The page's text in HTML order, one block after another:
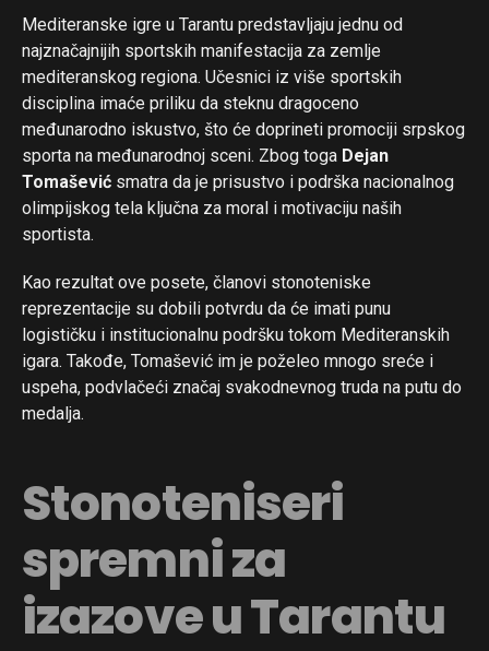
Mediteranske igre u Tarantu predstavljaju jednu od
najznačajnijih sportskih manifestacija za zemlje
mediteranskog regiona. Učesnici iz više sportskih
disciplina imaće priliku da steknu dragoceno
međunarodno iskustvo, što će doprineti promociji srpskog
sporta na međunarodnoj sceni. Zbog toga Dejan
Tomašević smatra da je prisustvo i podrška nacionalnog
olimpijskog tela ključna za moral i motivaciju naših
sportista.
Kao rezultat ove posete, članovi stonoteniske
reprezentacije su dobili potvrdu da će imati punu
logističku i institucionalnu podršku tokom Mediteranskih
igara. Takođe, Tomašević im je poželeo mnogo sreće i
uspeha, podvlačeći značaj svakodnevnog truda na putu do
medalja.
Stonoteniseri
spremni za
izazove u Tarantu